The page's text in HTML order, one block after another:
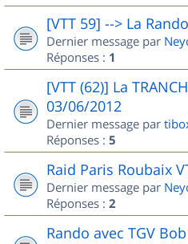
[VTT 59] --> La
Dernier message par
Réponses : 1
[VTT (62)] La
03/06/2012
Dernier message par
Réponses : 5
Raid Paris Roubaix
Dernier message par
Réponses : 2
Rando avec TGV Bob